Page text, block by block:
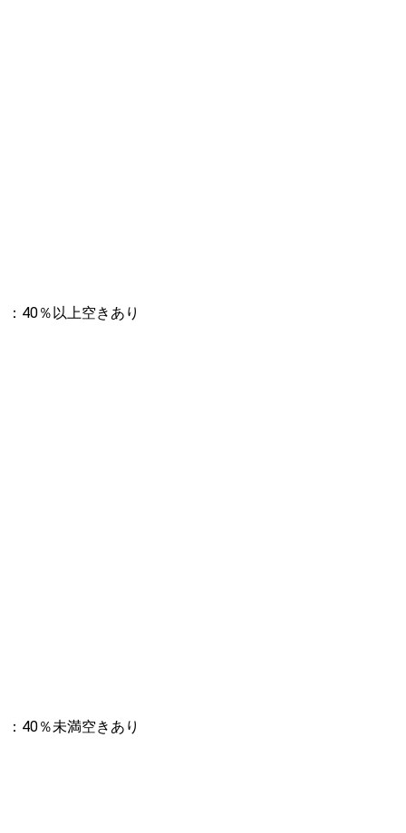
：40％以上空きあり
：40％未満空きあり